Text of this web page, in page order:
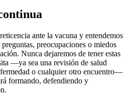
ante la vacuna y entendemos
preocupaciones o miedos
Nunca dejaremos de tener estas
—ya sea una revisión de salud
o cualquier otro encuentro—
formando, defendiendo y